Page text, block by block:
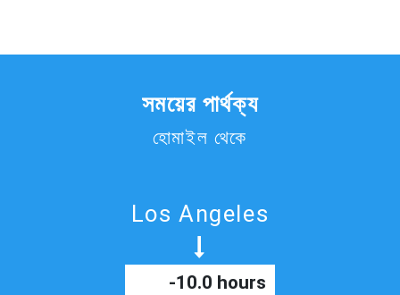
সময়ের পার্থক্য
হোমাইল থেকে
Los Angeles
-10.0 hours